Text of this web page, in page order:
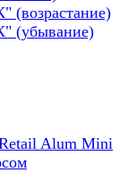
(возрастание)
(убывание)
Alum Mini